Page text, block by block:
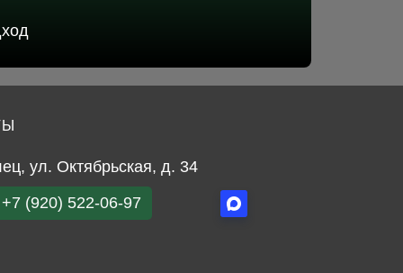
ул. Октябрьская, д. 34
+7 (920) 522-06-97